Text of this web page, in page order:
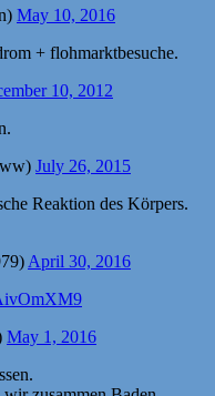
May 10, 2016
+ flohmarktbesuche.
10, 2012
July 26, 2015
Reaktion des Körpers.
April 30, 2016
May 1, 2016